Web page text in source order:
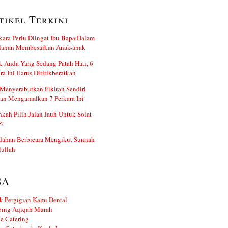
Terkini
Perlu Diingat Ibu Bapa Dalam
Membesarkan Anak-anak
Anda Yang Sedang Patah Hati, 6
Ini Harus Dititikberatkan
Fikiran Sendiri
Mengamalkan 7 Perkara Ini
Pilih Jalan Jauh Untuk Solat
Berbicara Mengikut Sunnah
Pergigian Kami Dental
Aqiqah Murah
Catering